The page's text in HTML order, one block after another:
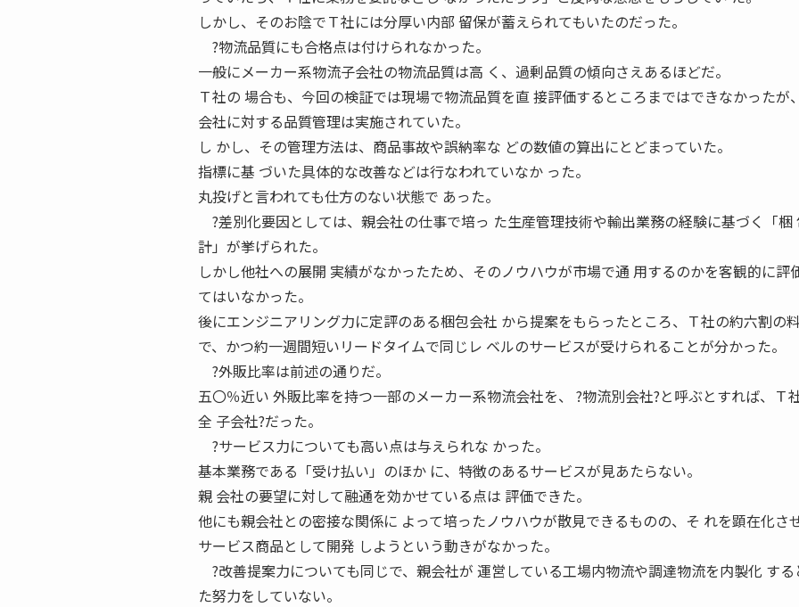
しかし、そのお陰でＴ社には分厚い内部 留保が蓄えられてもいたのだった。
?物流品質にも合格点は付けられなかった。
一般にメーカー系物流子会社の物流品質は高 く、過剰品質の傾向さえあるほどだ。
Ｔ社の 場合も、今回の検証では現場で物流品質を直 接評価するところまではできなかったが
会社に対する品質管理は実施されていた。
し かし、その管理方法は、商品事故や誤納率な どの数値の算出にとどまっていた。
指標に基 づいた具体的な改善などは行なわれていなか った。
丸投げと言われても仕方のない状態で あった。
?差別化要因としては、親会社の仕事で培っ た生産管理技術や輸出業務の経験に基づく「梱
計」が挙げられた。
しかし他社への展開 実績がなかったため、そのノウハウが市場で通 用するのかを客観的に評
てはいなかった。
後にエンジニアリング力に定評のある梱包会社 から提案をもらったところ、Ｔ社の約六割の
で、かつ約一週間短いリードタイムで同じレ ベルのサービスが受けられることが分かった。
?外販比率は前述の通りだ。
五〇％近い 外販比率を持つ一部のメーカー系物流会社を、 ?物流別会社?と呼ぶとすれば、Ｔ
全 子会社?だった。
?サービス力についても高い点は与えられな かった。
基本業務である「受け払い」のほか に、特徴のあるサービスが見あたらない。
親 会社の要望に対して融通を効かせている点は 評価できた。
他にも親会社との密接な関係に よって培ったノウハウが散見できるものの、そ れを顕在化させ
サービス商品として開発 しようという動きがなかった。
?改善提案力についても同じで、親会社が 運営している工場内物流や調達物流を内製化 する
た努力をしていない。